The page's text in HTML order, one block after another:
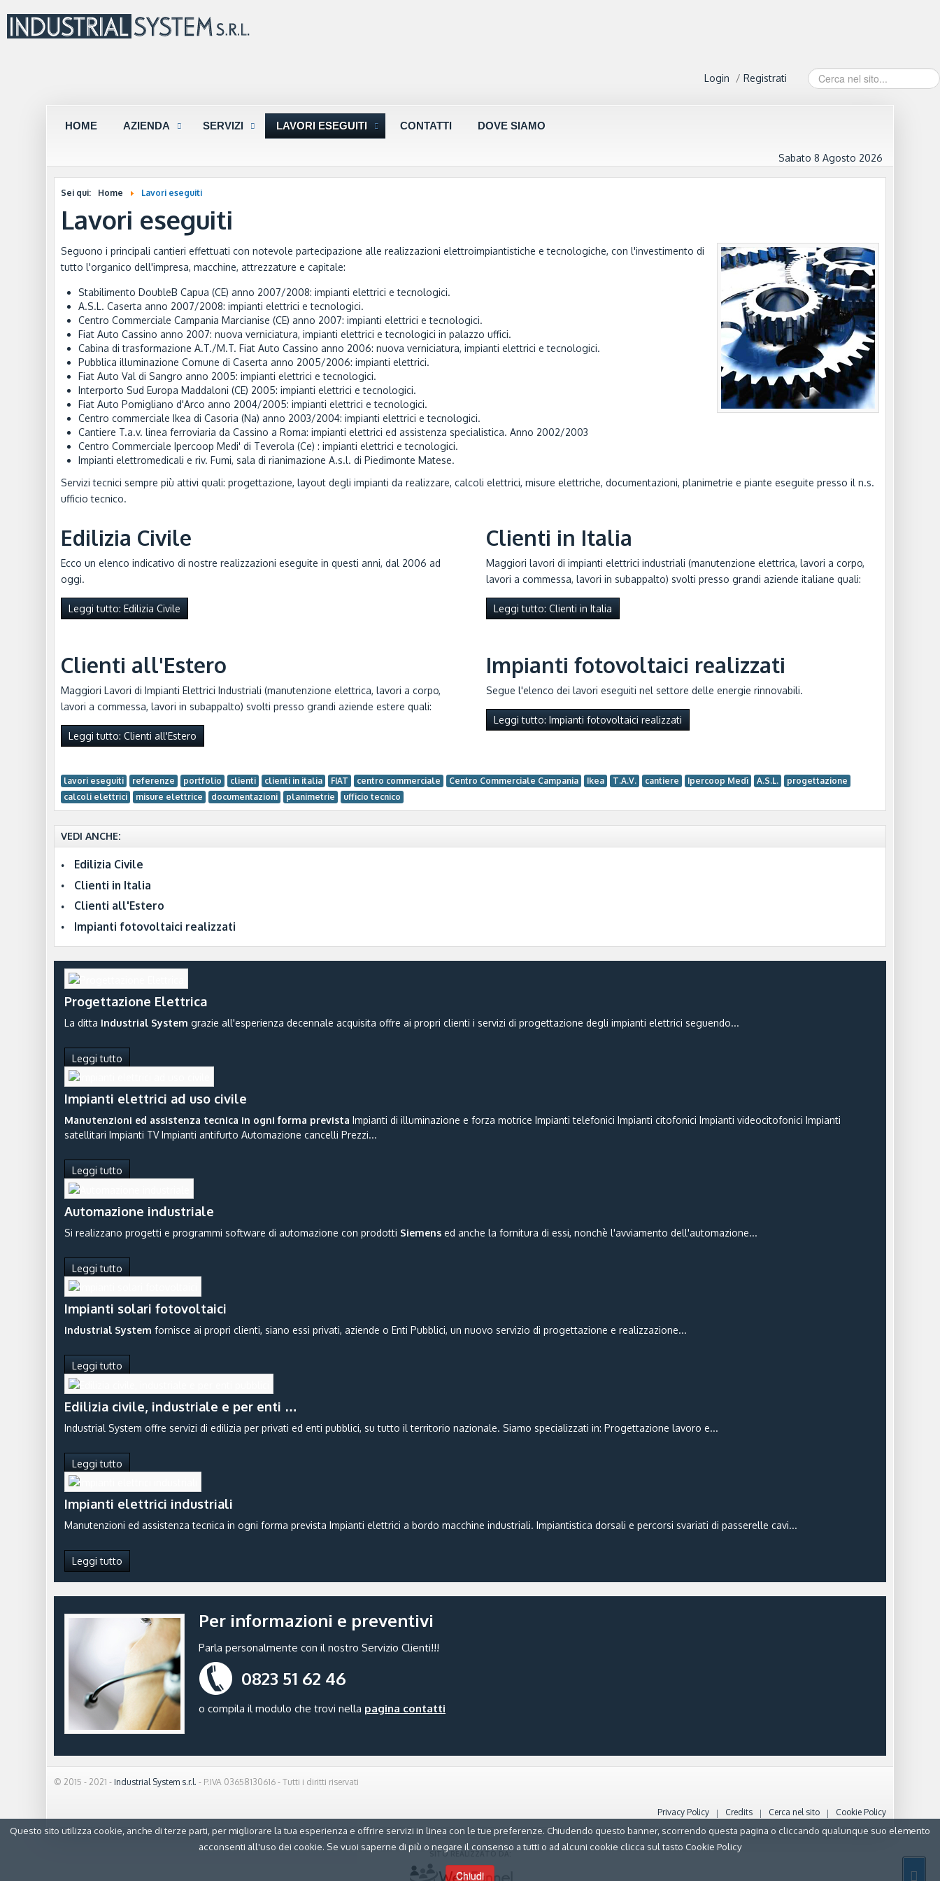
Cerca...
Login / Registrati
HOME AZIENDA SERVIZI LAVORI ESEGUITI CONTATTI DOVE SIAMO
Sabato 8 Agosto 2026
Sei qui: Home Lavori eseguiti
Lavori eseguiti
Seguono i principali cantieri effettuati con notevole partecipazione alle realizzazioni elettroimpiantistiche e tecnologiche, con l'investimento di
tutto l'organico dell'impresa, macchine, attrezzature e capitale:
Stabilimento DoubleB Capua (CE) anno 2007/2008: impianti elettrici e tecnologici.
A.S.L. Caserta anno 2007/2008: impianti elettrici e tecnologici.
Centro Commerciale Campania Marcianise (CE) anno 2007: impianti elettrici e tecnologici.
Fiat Auto Cassino anno 2007: nuova verniciatura, impianti elettrici e tecnologici in palazzo uffici.
Cabina di trasformazione A.T./M.T. Fiat Auto Cassino anno 2006: nuova verniciatura, impianti elettrici e tecnologici.
Pubblica illuminazione Comune di Caserta anno 2005/2006: impianti elettrici.
Fiat Auto Val di Sangro anno 2005: impianti elettrici e tecnologici.
Interporto Sud Europa Maddaloni (CE) 2005: impianti elettrici e tecnologici.
Fiat Auto Pomigliano d'Arco anno 2004/2005: impianti elettrici e tecnologici.
Centro commerciale Ikea di Casoria (Na) anno 2003/2004: impianti elettrici e tecnologici.
Cantiere T.a.v. linea ferroviaria da Cassino a Roma: impianti elettrici ed assistenza specialistica. Anno 2002/2003
Centro Commerciale Ipercoop Medi' di Teverola (Ce) : impianti elettrici e tecnologici.
Impianti elettromedicali e riv. Fumi, sala di rianimazione A.s.l. di Piedimonte Matese.
Servizi tecnici sempre più attivi quali: progettazione, layout degli impianti da realizzare, calcoli elettrici, misure elettriche, documentazioni, planimetrie e piante eseguite presso il n.s.
ufficio tecnico.
Edilizia Civile
Ecco un elenco indicativo di nostre realizzazioni eseguite in questi anni, dal 2006 ad
oggi.
Leggi tutto: Edilizia Civile
Clienti in Italia
Maggiori lavori di impianti elettrici industriali (manutenzione elettrica, lavori a corpo,
lavori a commessa, lavori in subappalto) svolti presso grandi aziende italiane quali:
Leggi tutto: Clienti in Italia
Clienti all'Estero
Maggiori Lavori di Impianti Elettrici Industriali (manutenzione elettrica, lavori a corpo,
lavori a commessa, lavori in subappalto) svolti presso grandi aziende estere quali:
Leggi tutto: Clienti all'Estero
Impianti fotovoltaici realizzati
Segue l'elenco dei lavori eseguiti nel settore delle energie rinnovabili.
Leggi tutto: Impianti fotovoltaici realizzati
lavori eseguiti referenze portfolio clienti clienti in italia FIAT centro commerciale Centro Commerciale Campania Ikea T.A.V. cantiere Ipercoop Medì A.S.L.
progettazione
calcoli elettrici
misure elettrice documentazioni planimetrie ufficio tecnico
VEDI ANCHE:
Edilizia Civile
Clienti in Italia
Clienti all'Estero
Impianti fotovoltaici realizzati
Progettazione Elettrica
La ditta Industrial System grazie all'esperienza decennale acquisita offre ai propri clienti i servizi di progettazione degli impianti elettrici seguendo...
Leggi tutto
Impianti elettrici ad uso civile
Manutenzioni ed assistenza tecnica in ogni forma prevista Impianti di illuminazione e forza motrice Impianti telefonici Impianti citofonici Impianti videocitofonici Impianti
satellitari Impianti TV Impianti antifurto Automazione cancelli Prezzi...
Leggi tutto
Automazione industriale
Si realizzano progetti e programmi software di automazione con prodotti Siemens ed anche la fornitura di essi, nonchè l'avviamento dell'automazione...
Leggi tutto
Impianti solari fotovoltaici
Industrial System fornisce ai propri clienti, siano essi privati, aziende o Enti Pubblici, un nuovo servizio di progettazione e realizzazione...
Leggi tutto
Edilizia civile, industriale e per enti …
Industrial System offre servizi di edilizia per privati ed enti pubblici, su tutto il territorio nazionale. Siamo specializzati in: Progettazione lavoro e...
Leggi tutto
Impianti elettrici industriali
Manutenzioni ed assistenza tecnica in ogni forma prevista Impianti elettrici a bordo macchine industriali. Impiantistica dorsali e percorsi svariati di passerelle cavi...
Leggi tutto
Per informazioni e preventivi
Parla personalmente con il nostro Servizio Clienti!!!
0823 51 62 46
o compila il modulo che trovi nella pagina contatti
© 2015 - 2021 - Industrial System s.r.l. - P.IVA 03658130616 - Tutti i diritti riservati
Privacy Policy Credits Cerca nel sito Cookie Policy
SITO REALIZZATO DA:
Questo sito utilizza cookie, anche di terze parti, per migliorare la tua esperienza e offrire servizi in linea con le tue preferenze. Chiudendo questo banner, scorrendo questa pagina o cliccando qualunque suo elemento
acconsenti all'uso dei cookie. Se vuoi saperne di più o negare il consenso a tutti o ad alcuni cookie clicca sul tasto Cookie Policy
Chiudi